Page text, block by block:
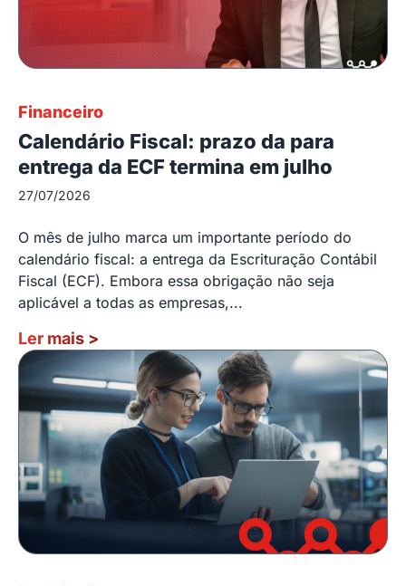
Financeiro
Calendário Fiscal: prazo da para
entrega da ECF termina em julho
27/07/2026
O mês de julho marca um importante período do
calendário fiscal: a entrega da Escrituração Contábil
Fiscal (ECF). Embora essa obrigação não seja
aplicável a todas as empresas,...
Ler mais >